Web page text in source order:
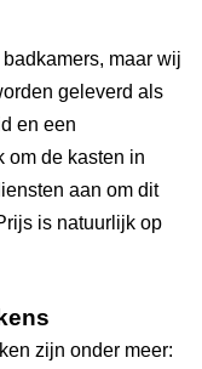
maar wij
geleverd als
en een
om de kasten in
aan om dit
is natuurlijk op
zijn onder meer: